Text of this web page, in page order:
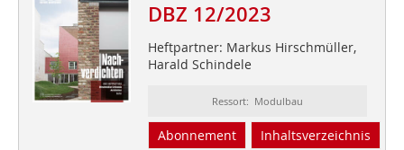
DBZ 12/2023
Heftpartner: Markus Hirschmüller,
Harald Schindele
Ressort: Modulbau
Abonnement Inhaltsverzeichnis